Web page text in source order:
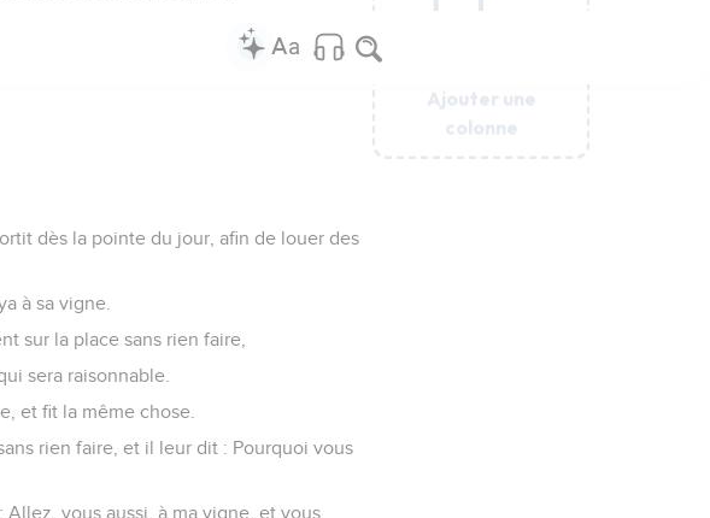
Ajouter une
colonne
Ajouter une
colonne
dès la pointe du jour, afin de louer des
à sa vigne.
sur la place sans rien faire,
sera raisonnable.
et fit la même chose.
rien faire, et il leur dit : Pourquoi vous
vous aussi, à ma vigne, et vous
Ajouter une
colonne
Ajouter une
colonne
Ajouter une
colonne